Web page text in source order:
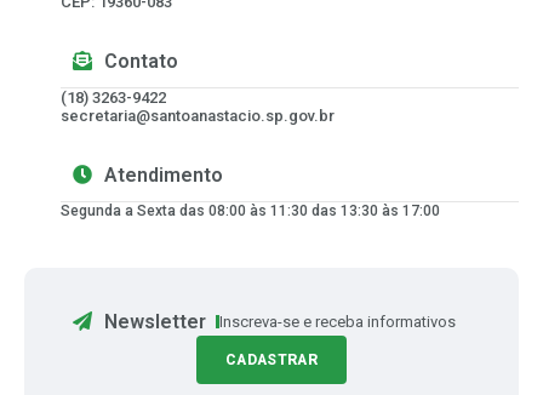
Contato
(18) 3263-9422
secretaria@santoanastacio.sp.gov.br
Atendimento
Segunda a Sexta das 08:00 às 11:30 das 13:30 às 17:00
Newsletter Inscreva-se e receba informativos
CADASTRAR